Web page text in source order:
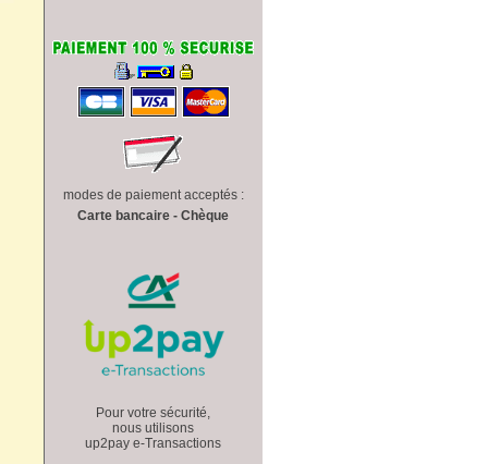
modes de paiement acceptés :
Carte bancaire - Chèque
Pour votre sécurité,
nous utilisons
up2pay e-Transactions